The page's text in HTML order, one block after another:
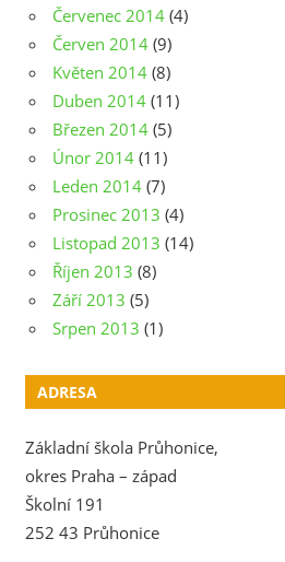
Červenec 2014 (4)
Červen 2014 (9)
Květen 2014 (8)
Duben 2014 (11)
Březen 2014 (5)
Únor 2014 (11)
Leden 2014 (7)
Prosinec 2013 (4)
Listopad 2013 (14)
Říjen 2013 (8)
Září 2013 (5)
Srpen 2013 (1)
ADRESA
Základní škola Průhonice,
okres Praha – západ
Školní 191
252 43 Průhonice